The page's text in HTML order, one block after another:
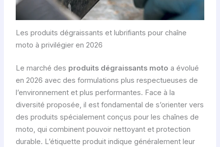
Les produits dégraissants et lubrifiants pour chaîne
moto à privilégier en 2026
Le marché des produits dégraissants moto a évolué
en 2026 avec des formulations plus respectueuses de
l’environnement et plus performantes. Face à la
diversité proposée, il est fondamental de s’orienter vers
des produits spécialement conçus pour les chaînes de
moto, qui combinent pouvoir nettoyant et protection
durable. L’étiquette produit indique généralement leur